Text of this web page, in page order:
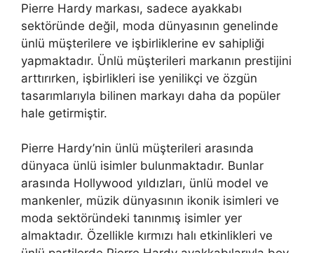
Pierre Hardy markası, sadece ayakkabı
sektöründe değil, moda dünyasının genelinde
ünlü müşterilere ve işbirliklerine ev sahipliği
yapmaktadır. Ünlü müşterileri markanın prestijini
arttırırken, işbirlikleri ise yenilikçi ve özgün
tasarımlarıyla bilinen markayı daha da popüler
hale getirmiştir.
Pierre Hardy’nin ünlü müşterileri arasında
dünyaca ünlü isimler bulunmaktadır. Bunlar
arasında Hollywood yıldızları, ünlü model ve
mankenler, müzik dünyasının ikonik isimleri ve
moda sektöründeki tanınmış isimler yer
almaktadır. Özellikle kırmızı halı etkinlikleri ve